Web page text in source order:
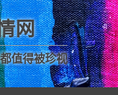
网
值得被珍视